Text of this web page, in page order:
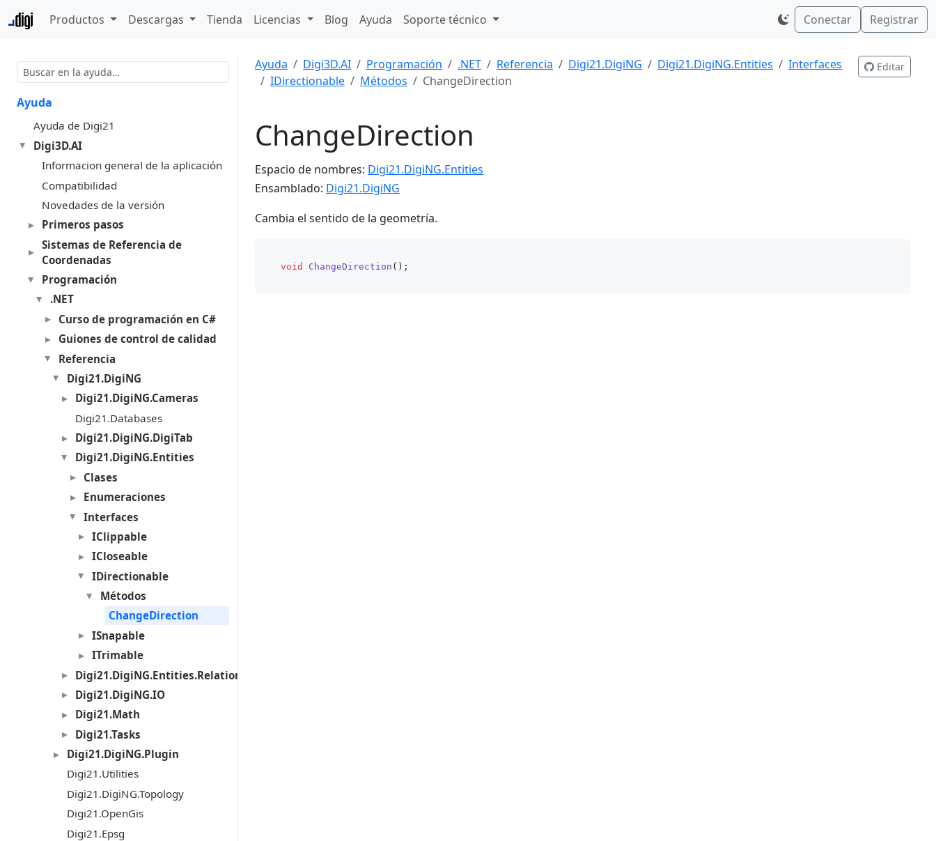
Productos Descargas Tienda Licencias Blog Ayuda Soporte técnico Conectar Registrar
Ayuda
Ayuda de Digi21
Digi3D.AI
Informacion general de la aplicación
Compatibilidad
Novedades de la versión
Primeros pasos
Sistemas de Referencia de
Coordenadas
Programación
.NET
Curso de programación en C#
Guiones de control de calidad
Referencia
Digi21.DigiNG
Digi21.DigiNG.Cameras
Digi21.Databases
Digi21.DigiNG.DigiTab
Digi21.DigiNG.Entities
Clases
Enumeraciones
Interfaces
IClippable
ICloseable
IDirectionable
Métodos
ChangeDirection
ISnapable
ITrimable
Digi21.DigiNG.Entities.Relations
Digi21.DigiNG.IO
Digi21.Math
Digi21.Tasks
Digi21.DigiNG.Plugin
Digi21.Utilities
Digi21.DigiNG.Topology
Digi21.OpenGis
Digi21.Epsg
Ayuda Digi3D.AI Programación .NET Referencia Digi21.DigiNG Digi21.DigiNG.Entities
Interfaces
IDirectionable
Métodos ChangeDirection
Editar
ChangeDirection
Espacio de nombres: Digi21.DigiNG.Entities
Ensamblado: Digi21.DigiNG
Cambia el sentido de la geometría.
void ChangeDirection ()